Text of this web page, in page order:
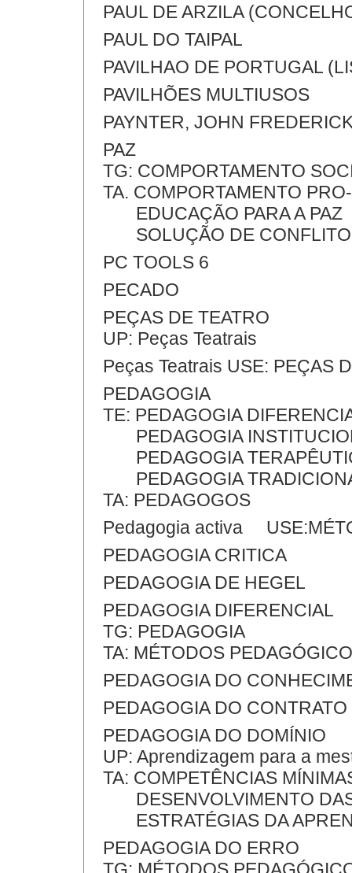
PAUL DE ARZILA
PAUL DO TAIPAL
PAVILHAO DE PORTUGAL
PAVILHÕES MULTIUSOS
PAYNTER, JOHN
PAZ
TG: COMPORTAMENTO
TA. COMPORTAMENTO
EDUCAÇÃO PARA A PAZ
SOLUÇÃO DE
PC TOOLS 6
PECADO
PEÇAS DE TEATRO
UP: Peças Teatrais
Peças Teatrais USE: PEÇAS
PEDAGOGIA
TE: PEDAGOGIA
PEDAGOGIA
PEDAGOGIA
PEDAGOGIA
TA: PEDAGOGOS
Pedagogia activa
PEDAGOGIA CRITICA
PEDAGOGIA DE HEGEL
PEDAGOGIA DIFERENCIAL
TG: PEDAGOGIA
TA: MÉTODOS
PEDAGOGIA DO
PEDAGOGIA DO CONTRATO
PEDAGOGIA DO DOMÍNIO
UP: Aprendizagem para a
TA: COMPETÊNCIAS
DESENVOLVIMENTO
ESTRATÉGIAS DA
PEDAGOGIA DO ERRO